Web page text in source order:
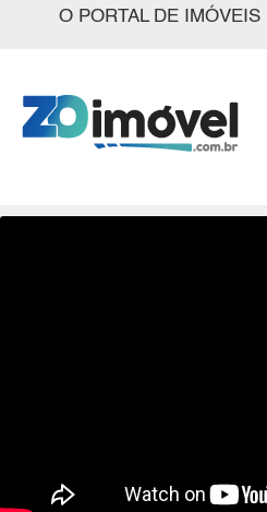
O PORTAL DE IMÓVEIS